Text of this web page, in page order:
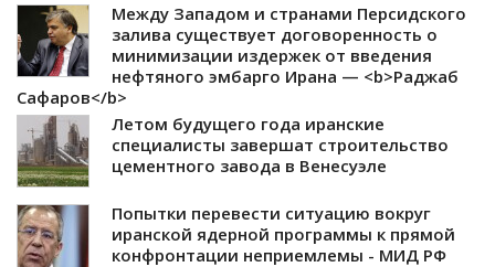
Между Западом и странами Персидского
залива существует договоренность о
минимизации издержек от введения
нефтяного эмбарго Ирана — <b>Раджаб
Сафаров</b>
Летом будущего года иранские
специалисты завершат строительство
цементного завода в Венесуэле
Попытки перевести ситуацию вокруг
иранской ядерной программы к прямой
конфронтации неприемлемы - МИД РФ